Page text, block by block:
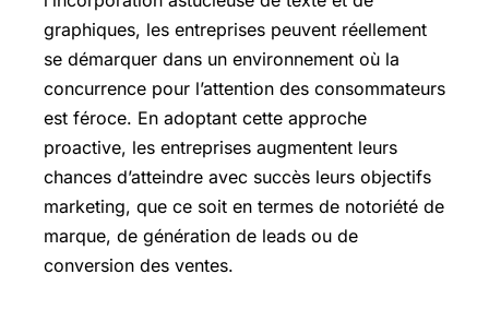
graphiques, les entreprises peuvent réellement
se démarquer dans un environnement où la
concurrence pour l’attention des consommateurs
est féroce. En adoptant cette approche
proactive, les entreprises augmentent leurs
chances d’atteindre avec succès leurs objectifs
marketing, que ce soit en termes de notoriété de
marque, de génération de leads ou de
conversion des ventes.